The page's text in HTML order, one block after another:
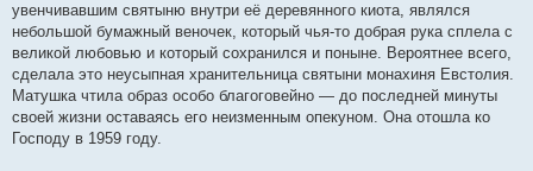
увенчивавшим святыню внутри её деревянного киота, являлся
небольшой бумажный веночек, который чья-то добрая рука сплела с
великой любовью и который сохранился и поныне. Вероятнее всего,
сделала это неусыпная хранительница святыни монахиня Евстолия.
Матушка чтила образ особо благоговейно — до последней минуты
своей жизни оставаясь его неизменным опекуном. Она отошла ко
Господу в 1959 году.